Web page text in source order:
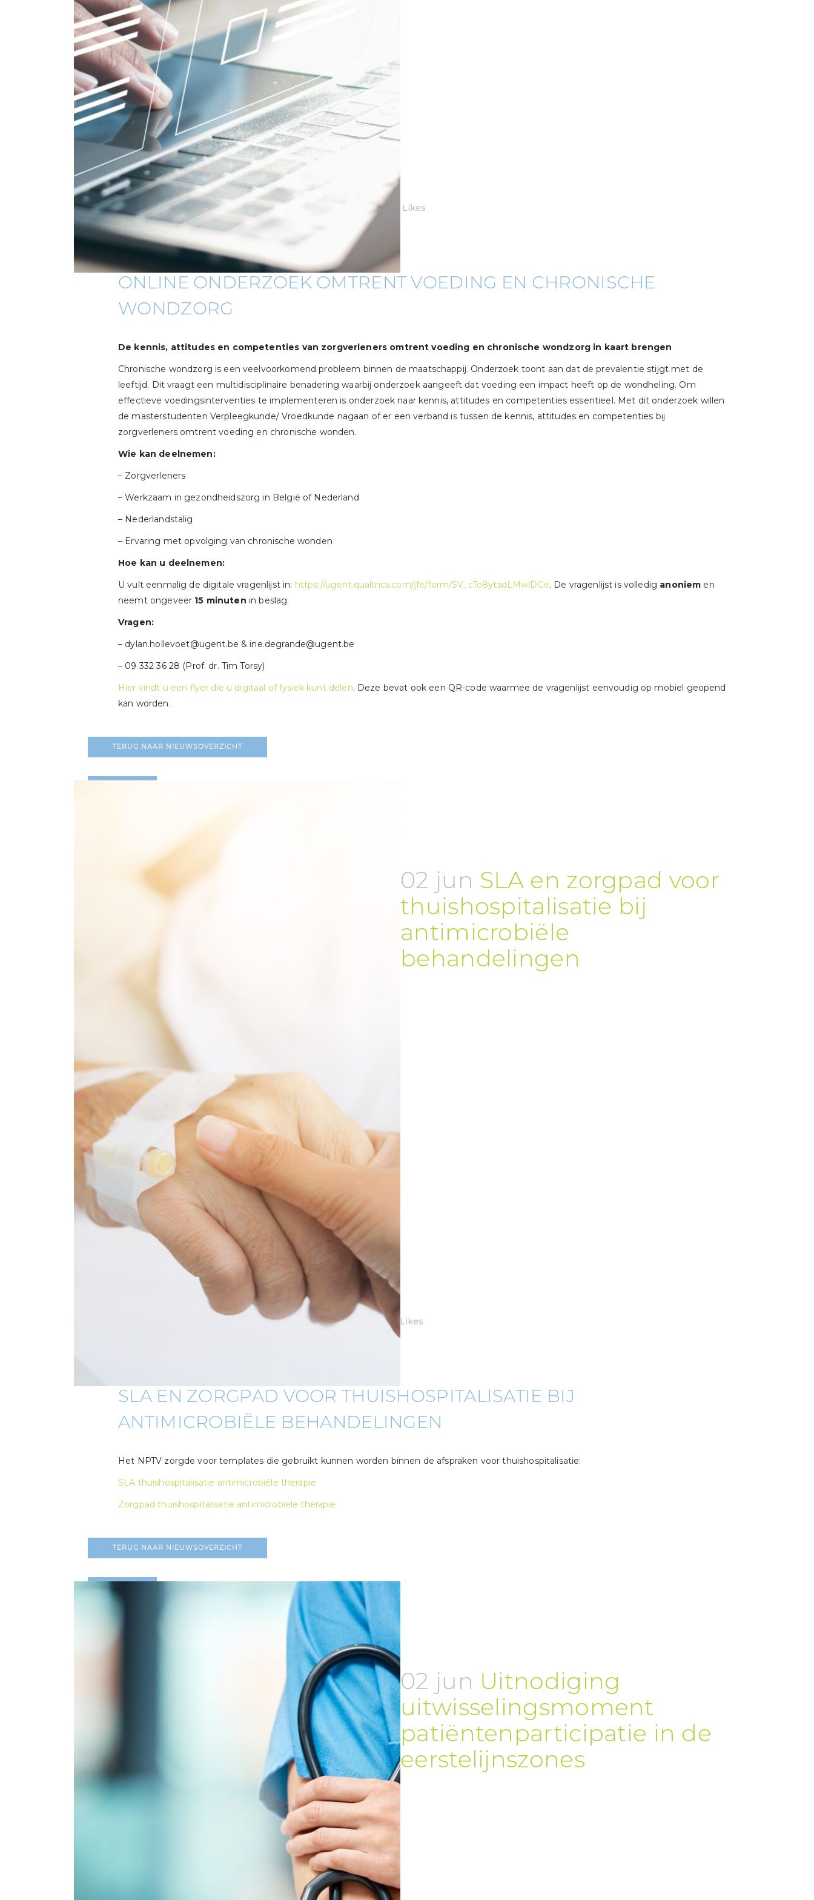
Geplaatst op 08:13hin Geen categorie door 0 Reactie's Likes
ONLINE ONDERZOEK OMTRENT VOEDING EN CHRONISCHE
WONDZORG
De kennis, attitudes en competenties van zorgverleners omtrent voeding en chronische wondzorg in kaart brengen
Chronische wondzorg is een veelvoorkomend probleem binnen de maatschappij. Onderzoek toont aan dat de prevalentie stijgt met de
leeftijd. Dit vraagt een multidisciplinaire benadering waarbij onderzoek aangeeft dat voeding een impact heeft op de wondheling. Om
effectieve voedingsinterventies te implementeren is onderzoek naar kennis, attitudes en competenties essentieel. Met dit onderzoek willen
de masterstudenten Verpleegkunde/ Vroedkunde nagaan of er een verband is tussen de kennis, attitudes en competenties bij
zorgverleners omtrent voeding en chronische wonden.
Wie kan deelnemen:
– Zorgverleners
– Werkzaam in gezondheidszorg in België of Nederland
– Nederlandstalig
– Ervaring met opvolging van chronische wonden
Hoe kan u deelnemen:
U vult eenmalig de digitale vragenlijst in: https://ugent.qualtrics.com/jfe/form/SV_cTo8ytsdLMwlDCe. De vragenlijst is volledig anoniem en
neemt ongeveer 15 minuten in beslag.
Vragen:
– dylan.hollevoet@ugent.be & ine.degrande@ugent.be
– 09 332 36 28 (Prof. dr. Tim Torsy)
Hier vindt u een flyer die u digitaal of fysiek kunt delen. Deze bevat ook een QR-code waarmee de vragenlijst eenvoudig op mobiel geopend
kan worden.
TERUG NAAR NIEUWSOVERZICHT
02 jun SLA en zorgpad voor
thuishospitalisatie bij
antimicrobiële
behandelingen
doorPurquapa 0 Reactie's Likes
SLA EN ZORGPAD VOOR THUISHOSPITALISATIE BIJ
ANTIMICROBIËLE BEHANDELINGEN
Het NPTV zorgde voor templates die gebruikt kunnen worden binnen de afspraken voor thuishospitalisatie:
SLA thuishospitalisatie antimicrobiële therapie
Zorgpad thuishospitalisatie antimicrobiële therapie
TERUG NAAR NIEUWSOVERZICHT
02 jun Uitnodiging
uitwisselingsmoment
patiëntenparticipatie in de
eerstelijnszones